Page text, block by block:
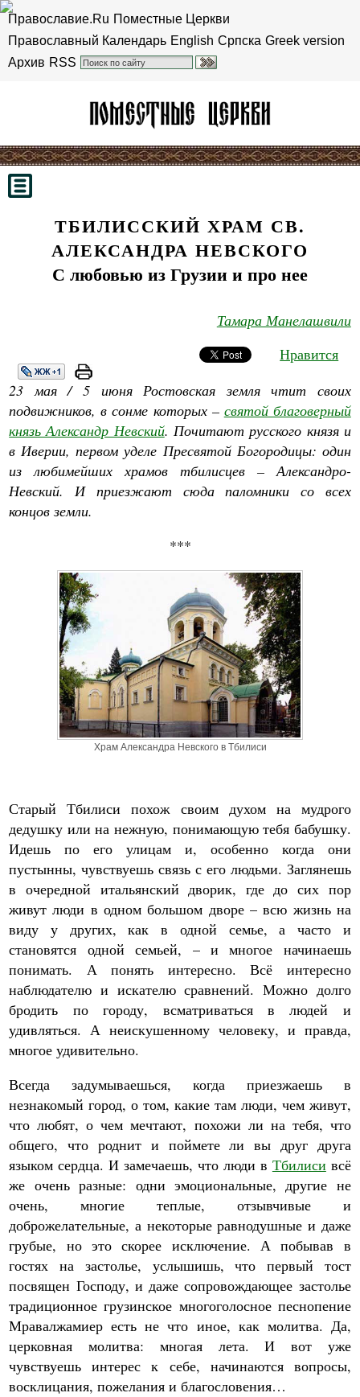
Православие.Ru Поместные Церкви
Православный Календарь English Српска Greek version
Архив RSS
ТБИЛИССКИЙ ХРАМ СВ.
АЛЕКСАНДРА НЕВСКОГО
С любовью из Грузии и про нее
Тамара Манелашвили
Нравится
23 мая / 5 июня Ростовская земля чтит своих
подвижников, в сонме которых – святой благоверный
князь Александр Невский. Почитают русского князя и
в Иверии, первом уделе Пресвятой Богородицы: один
из любимейших храмов тбилисцев – Александро-
Невский. И приезжают сюда паломники со всех
концов земли.
***
Храм Александра Невского в Тбилиси
Старый Тбилиси похож своим духом на мудрого
дедушку или на нежную, понимающую тебя бабушку.
Идешь по его улицам и, особенно когда они
пустынны, чувствуешь связь с его людьми. Заглянешь
в очередной итальянский дворик, где до сих пор
живут люди в одном большом дворе – всю жизнь на
виду у других, как в одной семье, а часто и
становятся одной семьей, – и многое начинаешь
понимать. А понять интересно. Всё интересно
наблюдателю и искателю сравнений. Можно долго
бродить по городу, всматриваться в людей и
удивляться. А неискушенному человеку, и правда,
многое удивительно.
Всегда задумываешься, когда приезжаешь в
незнакомый город, о том, какие там люди, чем живут,
что любят, о чем мечтают, похожи ли на тебя, что
общего, что роднит и поймете ли вы друг друга
языком сердца. И замечаешь, что люди в Тбилиси всё
же очень разные: одни эмоциональные, другие не
очень, многие теплые, отзывчивые и
доброжелательные, а некоторые равнодушные и даже
грубые, но это скорее исключение. А побывав в
гостях на застолье, услышишь, что первый тост
посвящен Господу, и даже сопровождающее застолье
традиционное грузинское многоголосное песнопение
Мравалжамиер есть не что иное, как молитва. Да,
церковная молитва: многая лета. И вот уже
чувствуешь интерес к себе, начинаются вопросы,
восклицания, пожелания и благословения…